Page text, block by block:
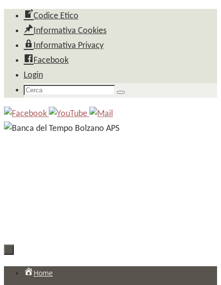
Salta
contenuto
Codice Etico
Informativa Cookies
Informativa Privacy
Facebook
Login
Cerca
Cerca
Salta
Home